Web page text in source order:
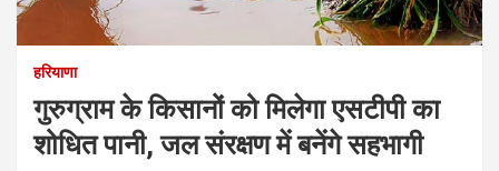
हरियाणा
गुरुग्राम के किसानों को मिलेगा एसटीपी का
शोधित पानी, जल संरक्षण में बनेंगे सहभागी